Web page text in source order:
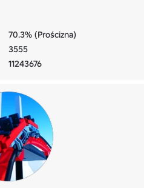
70.3% (Prościzna)
3555
11243676